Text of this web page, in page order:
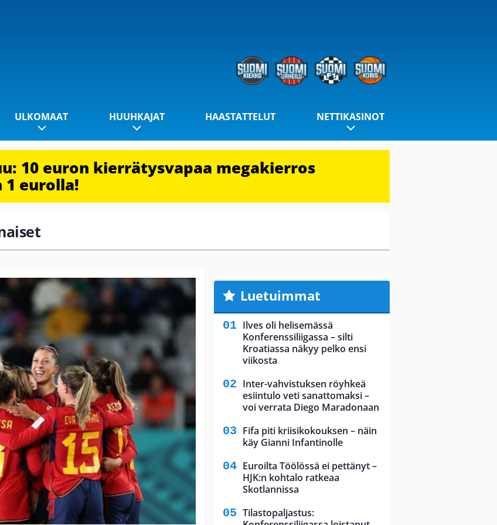
ULKOMAAT HUUHKAJAT HAASTATTELUT NETTIKASINOT
10 euron kierrätysvapaa megakierros
1 eurolla!
Luetuimmat
Ilves oli helisemässä
Konferenssiliigassa – silti
Kroatiassa näkyy pelko ensi
viikosta
Inter-vahvistuksen röyhkeä
esiintulo veti sanattomaksi –
voi verrata Diego Maradonaan
Fifa piti kriisikokouksen – näin
käy Gianni Infantinolle
Euroilta Töölössä ei pettänyt –
HJK:n kohtalo ratkeaa
Skotlannissa
Tilastopaljastus: